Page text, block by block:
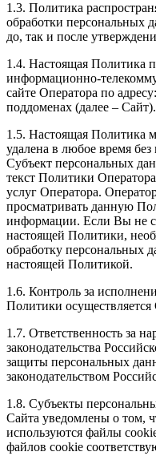
1.3. Политика
обработки персональных
до, так и после
1.4. Настоящая Политика
информационно-
сайте Оператора по адресу:
поддоменах (далее – Сайт).
1.5. Настоящая Политика
удалена в любое время
Субъект персональных
текст Политики
услуг Оператора.
просматривать данную
информации. Если Вы не
настоящей Политики,
обработку персональных
настоящей Политикой.
1.6. Контроль за
Политики
1.7. Ответственность за
законодательства
защиты персональных
законодательством
1.8. Субъекты
Сайта уведомлены о том,
используются файлы
файлов cookie